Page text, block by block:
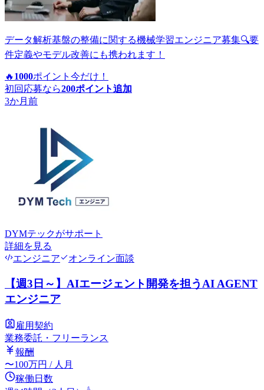
データ解析基盤の整備に関する機械学習エンジニア募集🔍要
件定義やモデル改善にも携われます！
🔥 1000ポイント 今だけ！
初回応募なら200ポイント追加
3か月前
DYMテックがサポート
詳細を見る
エンジニア
オンライン面談
【週3日～】AIエージェント開発を担うAI AGENT
エンジニア
雇用契約
業務委託・フリーランス
報酬
〜100万円 / 人月
稼働日数